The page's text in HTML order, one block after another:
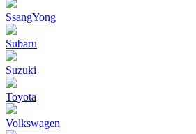
SsangYong
Subaru
Suzuki
Toyota
Volkswagen